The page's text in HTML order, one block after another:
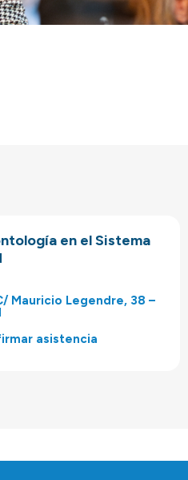
en el Sistema
Mauricio Legendre, 38 –
asistencia